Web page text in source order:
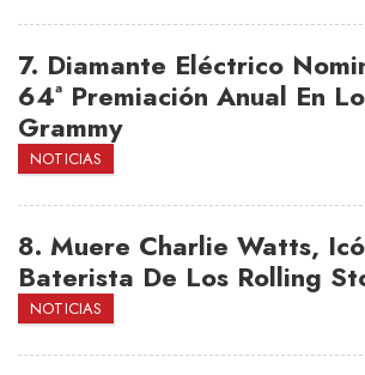
7. Diamante Eléctrico
64ª Premiación Anual En
Grammy
NOTICIAS
8. Muere Charlie Watts,
Baterista De Los Rolling
NOTICIAS